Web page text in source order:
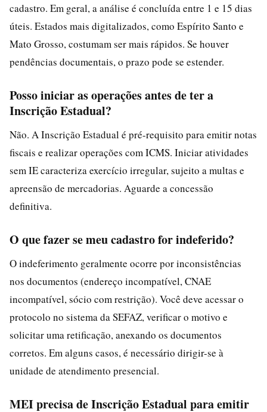
cadastro. Em geral, a análise é concluída entre 1 e 15 dias
úteis. Estados mais digitalizados, como Espírito Santo e
Mato Grosso, costumam ser mais rápidos. Se houver
pendências documentais, o prazo pode se estender.
Posso iniciar as operações antes de ter a
Inscrição Estadual?
Não. A Inscrição Estadual é pré-requisito para emitir notas
fiscais e realizar operações com ICMS. Iniciar atividades
sem IE caracteriza exercício irregular, sujeito a multas e
apreensão de mercadorias. Aguarde a concessão
definitiva.
O que fazer se meu cadastro for indeferido?
O indeferimento geralmente ocorre por inconsistências
nos documentos (endereço incompatível, CNAE
incompatível, sócio com restrição). Você deve acessar o
protocolo no sistema da SEFAZ, verificar o motivo e
solicitar uma retificação, anexando os documentos
corretos. Em alguns casos, é necessário dirigir-se à
unidade de atendimento presencial.
MEI precisa de Inscrição Estadual para emitir